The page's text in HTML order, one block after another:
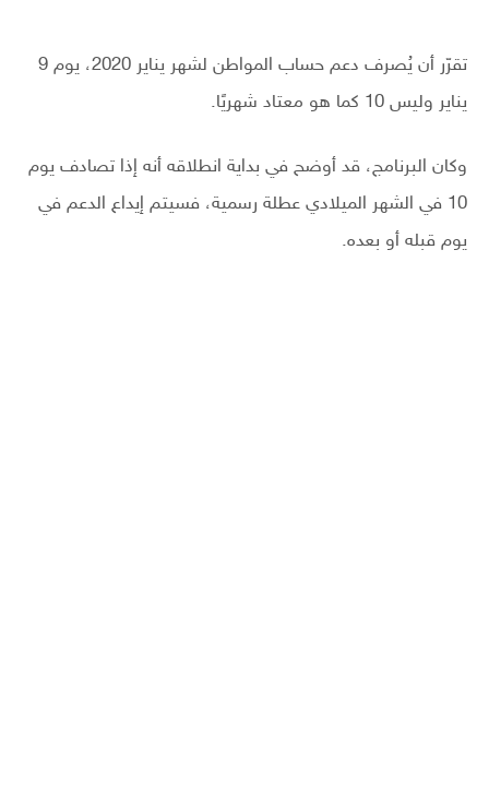
تقرّر أن يُصرف دعم حساب المواطن لشهر يناير 2020، يوم 9
يناير وليس 10 كما هو معتاد شهريًا.
وكان البرنامج، قد أوضح في بداية انطلاقه أنه إذا تصادف يوم
10 في الشهر الميلادي عطلة رسمية، فسيتم إيداع الدعم في
يوم قبله أو بعده.